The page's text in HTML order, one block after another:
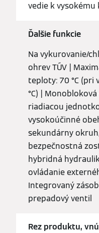
vedie k
Ďalšie funkcie
Na vykurovanie/
ohrev TÚV |
teploty: 70 °C
°C) |
riadiacou
vysokoúčinné
sekundárny
bezpečnostná
hybridná
ovládanie
Integrovaný
prepadový ventil
Rez produktu,